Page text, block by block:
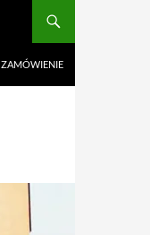
ZAMÓWIENIE